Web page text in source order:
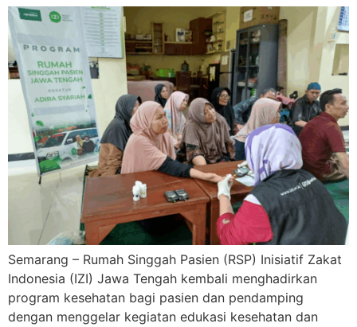
Semarang – Rumah Singgah Pasien (RSP) Inisiatif Zakat
Indonesia (IZI) Jawa Tengah kembali menghadirkan
program kesehatan bagi pasien dan pendamping
dengan menggelar kegiatan edukasi kesehatan dan